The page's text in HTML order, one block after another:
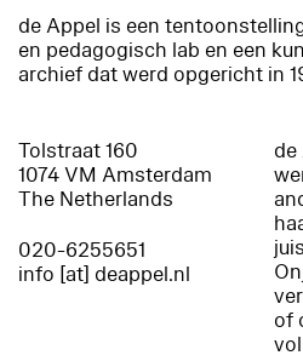
de Appel is een
en pedagogisch lab en een
archief dat werd opgericht in
Tolstraat 160
1074 VM Amsterdam
The Netherlands
020-6255651
info [at] deappel.nl
of